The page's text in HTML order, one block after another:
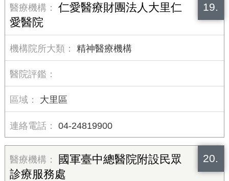
19.
仁愛醫療財團法人大里仁
愛醫院
精神醫療機構
大里區
04-24819900
20.
國軍臺中總醫院附設民眾
診療服務處